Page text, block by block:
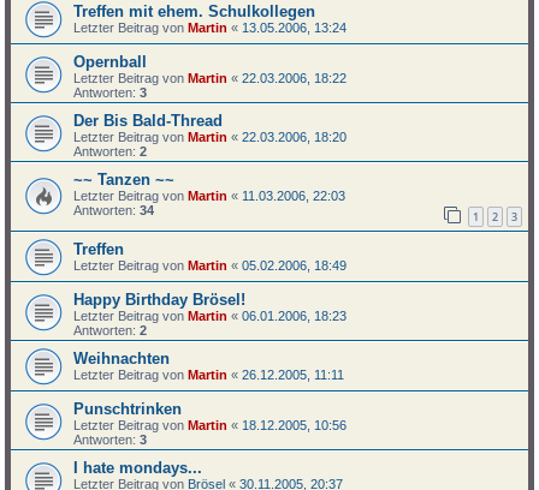
Treffen mit ehem. Schulkollegen
Letzter Beitrag vonMartin « 13.05.2006, 13:24
Opernball
Letzter Beitrag vonMartin «22.03.2006, 18:22
Antworten:3
Der Bis Bald-Thread
Letzter Beitrag vonMartin «22.03.2006, 18:20
Antworten:2
~~ Tanzen ~~
Letzter Beitrag vonMartin « 11.03.2006, 22:03
Antworten:34 1 2 3
Treffen
Letzter Beitrag von Martin «05.02.2006, 18:49
Happy Birthday Brösel!
Letzter Beitrag von Martin «06.01.2006, 18:23
Antworten:2
Weihnachten
Letzter Beitrag von Martin «26.12.2005, 11:11
Punschtrinken
Letzter Beitrag von Martin « 18.12.2005, 10:56
Antworten:3
I hate mondays...
Letzter Beitrag von Brösel «30.11.2005, 20:37